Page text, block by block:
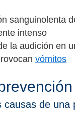
sanguinolenta
intenso
la audición en
vómitos
causas de una